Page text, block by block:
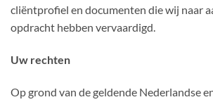
cliëntprofiel en documenten die wij naar
opdracht hebben vervaardigd.
Uw rechten
Op grond van de geldende Nederlandse